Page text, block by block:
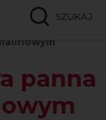
SZUKAJ
panna